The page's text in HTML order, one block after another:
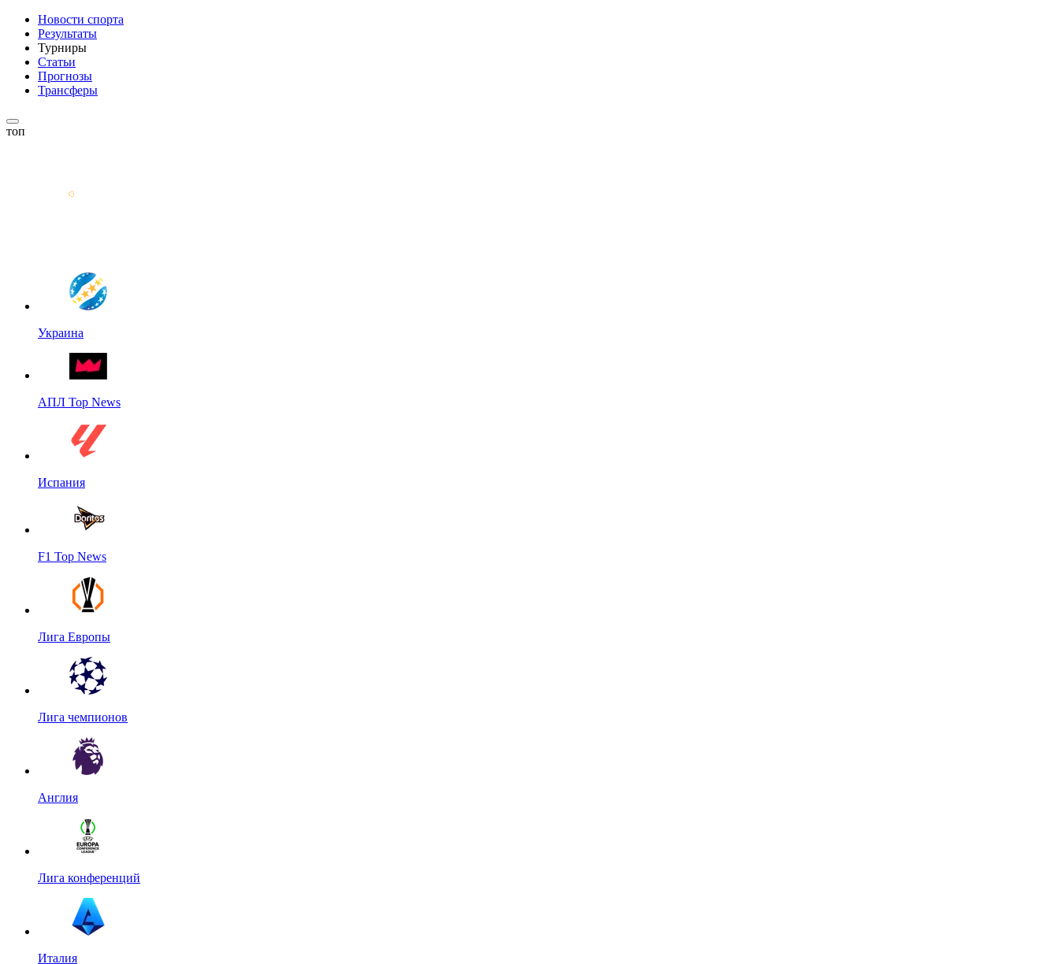
Новости спорта
Результаты
Турниры
Статьи
Прогнозы
Трансферы
топ
Украина
АПЛ Top News
Испания
F1 Top News
Лига Европы
Лига чемпионов
Англия
Лига конференций
Италия